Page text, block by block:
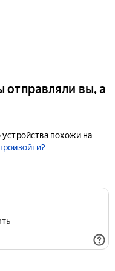
отправляли вы, а
похожи на